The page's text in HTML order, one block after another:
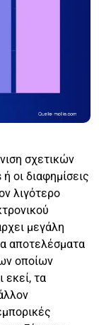
σχετικών
οι διαφημίσεις
λιγότερο
μεγάλη
αποτελέσματα
οποίων
εκεί, τα